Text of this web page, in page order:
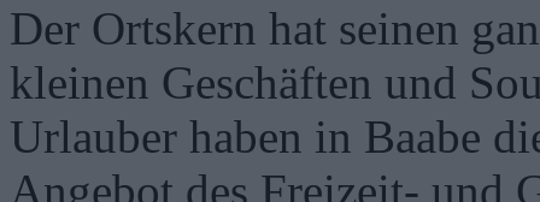
Der Ortskern hat seinen
kleinen Geschäften und
Urlauber haben in Baabe
Angebot des Freizeit- und